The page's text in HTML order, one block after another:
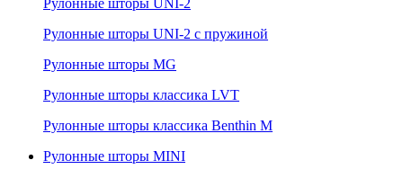
Рулонные шторы UNI-2
Рулонные шторы UNI-2 с пружиной
Рулонные шторы MG
Рулонные шторы классика LVT
Рулонные шторы классика Benthin M
Рулонные шторы MINI